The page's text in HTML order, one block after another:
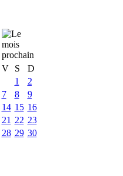
V S
D
1
2
7 8
9
14 15 16
21 22 23
28 29 30